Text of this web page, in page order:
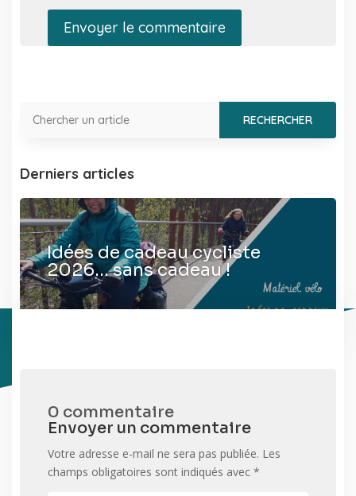
Envoyer le commentaire
Derniers articles
Idées de cadeau cycliste
2026… sans cadeau !
0 commentaire
Envoyer un commentaire
Votre adresse e-mail ne sera pas publiée. Les
champs obligatoires sont indiqués avec *